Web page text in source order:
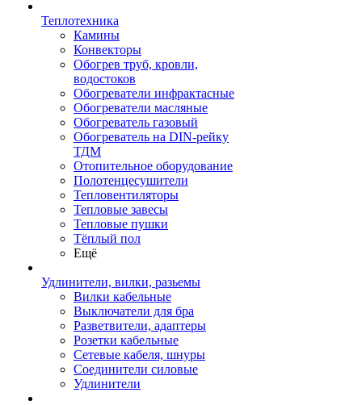
Теплотехника
Камины
Конвекторы
Обогрев труб, кровли,
водостоков
Обогреватели инфрактасные
Обогреватели масляные
Обогреватель газовый
Обогреватель на DIN-рейку
ТДМ
Отопительное оборудование
Полотенцесушители
Тепловентиляторы
Тепловые завесы
Тепловые пушки
Тёплый пол
Ещё
Удлинители, вилки, разьемы
Вилки кабельные
Выключатели для бра
Разветвители, адаптеры
Розетки кабельные
Сетевые кабеля, шнуры
Соединители силовые
Удлинители